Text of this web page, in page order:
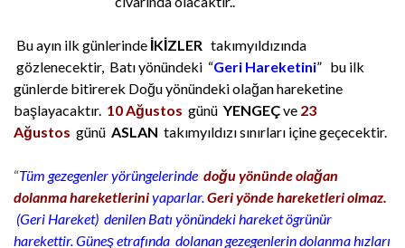
Bu ayın ilk günlerinde İKİZLER takımyıldızında
gözlenecektir, Batı yönündeki “Geri Hareketini” bu ilk
günlerde bitirerek Doğu yönündeki olağan hareketine
başlayacaktır. 10 Ağustos günü YENGEÇve 23
Ağustos günü ASLAN takımyıldızı sınırları içine geçecektir.
“Tüm gezegenler yörüngelerinde doğu yönünde olağan
dolanma hareketleriniyaparlar.Geri yönde hareketleri olmaz.
(Geri Hareket) denilen Batı yönündeki hareket ögrünür
harekettir. Güneş etrafında dolanan gezegenlerin dolanma hızları